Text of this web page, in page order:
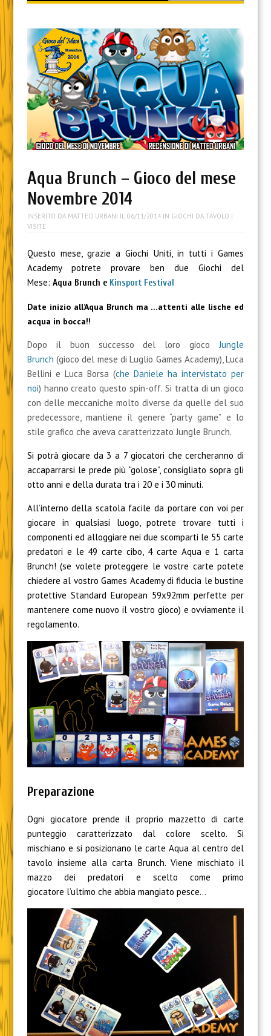
content
Aqua Brunch – Gioco del mese
Novembre 2014
INSERITO DA MATTEO URBANI IL 06/11/2014IN GIOCHI DA TAVOLO |
VISITE
Questo mese, grazie a Giochi Uniti, in tutti i Games
Academy potrete provare ben due Giochi del
Mese: Aqua Brunch e Kinsport Festival
Date inizio all’Aqua Brunch ma …attenti alle lische ed
acqua in bocca!!
Dopo il buon successo del loro giocoJungle
Brunch (gioco del mese di Luglio Games Academy), Luca
Bellini e Luca Borsa (che Daniele ha intervistato per
noi) hanno creato questo spin-off. Si tratta di un gioco
con delle meccaniche molto diverse da quelle del suo
predecessore, mantiene il genere “party game” e lo
stile grafico che aveva caratterizzato Jungle Brunch.
Si potrà giocare da 3 a 7 giocatori che cercheranno di
accaparrarsi le prede più “golose”, consigliato sopra gli
otto anni e della durata tra i 20 e i 30 minuti.
All’interno della scatola facile da portare con voi per
giocare in qualsiasi luogo, potrete trovare tutti i
componenti ed alloggiare nei due scomparti le 55 carte
predatori e le 49 carte cibo, 4 carte Aqua e 1 carta
Brunch! (se volete proteggere le vostre carte potete
chiedere al vostro Games Academy di fiducia le bustine
protettive Standard European 59x92mm perfette per
mantenere come nuovo il vostro gioco) e ovviamente il
regolamento.
Preparazione
Ogni giocatore prende il proprio mazzetto di carte
punteggio caratterizzato dal colore scelto.Si
mischiano e si posizionano le carte Aqua al centro del
tavolo insieme alla carta Brunch. Viene mischiato il
mazzo dei predatori e scelto come primo
giocatore l’ultimo che abbia mangiato pesce...